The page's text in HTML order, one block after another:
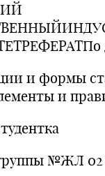
и формы
и
№ЖЛ 02